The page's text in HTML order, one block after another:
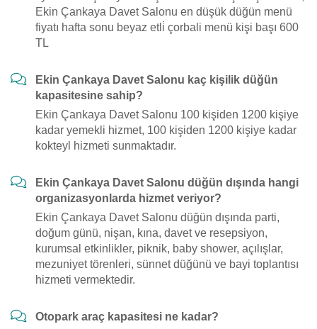
Ekin Çankaya Davet Salonu en düşük düğün menü
fiyatı hafta sonu beyaz etli̇ çorbali menü kişi başı 600
TL
Ekin Çankaya Davet Salonu kaç kişilik düğün
kapasitesine sahip?
Ekin Çankaya Davet Salonu 100 kişiden 1200 kişiye
kadar yemekli hizmet, 100 kişiden 1200 kişiye kadar
kokteyl hizmeti sunmaktadır.
Ekin Çankaya Davet Salonu düğün dışında hangi
organizasyonlarda hizmet veriyor?
Ekin Çankaya Davet Salonu düğün dışında parti,
doğum günü, nişan, kına, davet ve resepsiyon,
kurumsal etkinlikler, piknik, baby shower, açılışlar,
mezuniyet törenleri, sünnet düğünü ve bayi toplantısı
hizmeti vermektedir.
Otopark araç kapasitesi ne kadar?